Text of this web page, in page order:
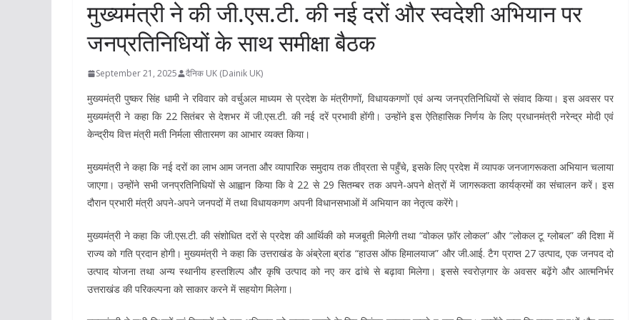
मुख्यमंत्री ने की जी.एस.टी. की नई दरों और स्वदेशी अभियान पर
जनप्रतिनिधियों के साथ समीक्षा बैठक
September 21, 2025 दैनिक UK (Dainik UK)
मुख्यमंत्री पुष्कर सिंह धामी ने रविवार को वर्चुअल माध्यम से प्रदेश के मंत्रीगणों, विधायकगणों एवं अन्य जनप्रतिनिधियों से संवाद किया। इस अवसर पर
मुख्यमंत्री ने कहा कि 22 सितंबर से देशभर में जी.एस.टी. की नई दरें प्रभावी होंगी। उन्होंने इस ऐतिहासिक निर्णय के लिए प्रधानमंत्री नरेन्द्र मोदी एवं
केन्द्रीय वित्त मंत्री मती निर्मला सीतारमण का आभार व्यक्त किया।
मुख्यमंत्री ने कहा कि नई दरों का लाभ आम जनता और व्यापारिक समुदाय तक तीव्रता से पहुँचे, इसके लिए प्रदेश में व्यापक जनजागरूकता अभियान चलाया
जाएगा। उन्होंने सभी जनप्रतिनिधियों से आह्वान किया कि वे 22 से 29 सितम्बर तक अपने-अपने क्षेत्रों में जागरूकता कार्यक्रमों का संचालन करें। इस
दौरान प्रभारी मंत्री अपने-अपने जनपदों में तथा विधायकगण अपनी विधानसभाओं में अभियान का नेतृत्व करेंगे।
मुख्यमंत्री ने कहा कि जी.एस.टी. की संशोधित दरों से प्रदेश की आर्थिकी को मजबूती मिलेगी तथा “वोकल फ़ॉर लोकल” और “लोकल टू ग्लोबल” की दिशा में
राज्य को गति प्रदान होगी। मुख्यमंत्री ने कहा कि उत्तराखंड के अंब्रेला ब्रांड “हाउस ऑफ हिमालयाज” और जी.आई. टैग प्राप्त 27 उत्पाद, एक जनपद दो
उत्पाद योजना तथा अन्य स्थानीय हस्तशिल्प और कृषि उत्पाद को नए कर ढांचे से बढ़ावा मिलेगा। इससे स्वरोज़गार के अवसर बढ़ेंगे और आत्मनिर्भर
उत्तराखंड की परिकल्पना को साकार करने में सहयोग मिलेगा।